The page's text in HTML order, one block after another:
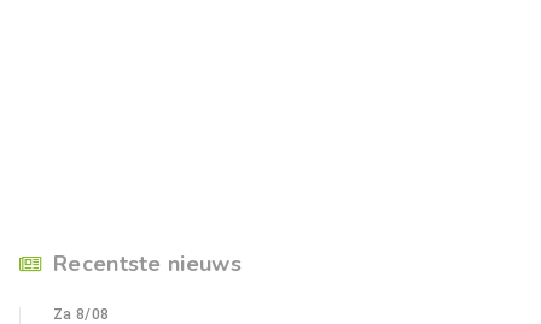
Recentste nieuws
Za 8/08